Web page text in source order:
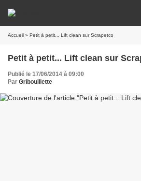
Accueil » Petit à petit... Lift clean sur Scrapetco
Petit à petit... Lift clean sur
Publié le 17/06/2014 à 09:00
Par Gribouillette